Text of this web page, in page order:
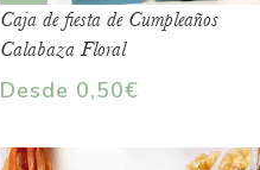
Caja de fiesta de Cumpleaños
Calabaza Floral
Desde 0,50€